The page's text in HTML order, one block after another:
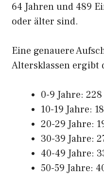
64 Jahren und 489
oder älter sind.
Eine genauere
Altersklassen ergibt
0-9 Jahre:
10-19 Jahre:
20-29 Jahre:
30-39 Jahre:
40-49 Jahre:
50-59 Jahre: